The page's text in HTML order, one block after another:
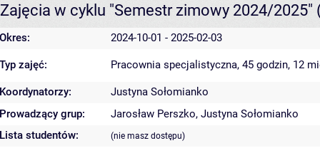
Zajęcia w cyklu "Semestr zimowy 2024/2025"
Okres: 2024-10-01 - 2025-02-03
Typ zajęć: Pracownia specjalistyczna, 45 godzin, 12
Koordynatorzy:
Justyna Sołomianko
Prowadzący grup:
Jarosław Perszko, Justyna Sołomianko
Lista studentów:
(nie masz dostępu)